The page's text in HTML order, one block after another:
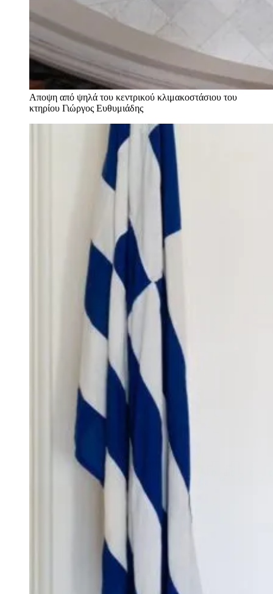
Αποψη από ψηλά του κεντρικού κλιμακοστάσιου του
κτηρίου Γιώργος Ευθυμιάδης